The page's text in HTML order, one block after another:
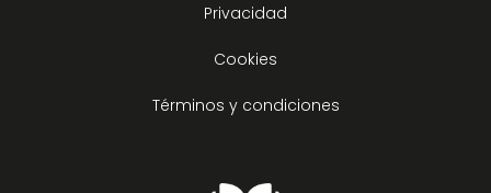
Privacidad
Cookies
Términos y condiciones